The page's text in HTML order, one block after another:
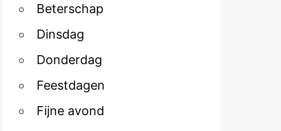
Beterschap
Dinsdag
Donderdag
Feestdagen
Fijne avond